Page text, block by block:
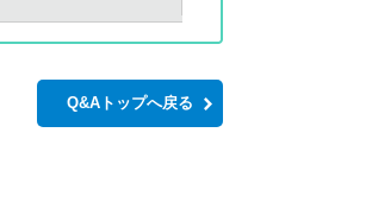
Q&Aトップへ戻る